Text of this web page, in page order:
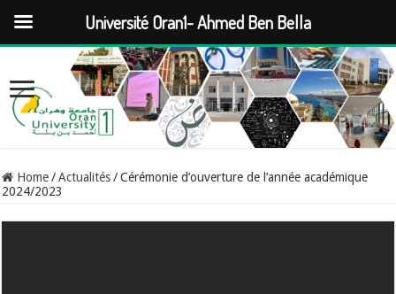
Home / Actualités / Cérémonie d’ouverture de l’année académique
2024/2023
Université Oran1- Ahmed Ben Bella